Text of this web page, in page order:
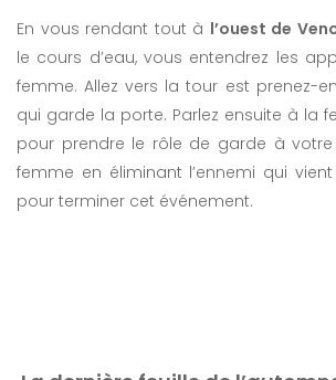
En vous rendant tout à l’ouest de
le cours d’eau, vous entendrez les
femme. Allez vers la tour est prenez-
qui garde la porte. Parlez ensuite à la
pour prendre le rôle de garde à votre
femme en éliminant l’ennemi qui
pour terminer cet événement.